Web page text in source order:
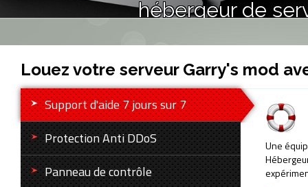
hébergeur de
Louez votre serveur Garry's mod
Support d'aide 7 jours sur 7
Protection Anti DDoS
Panneau de contrôle
Une